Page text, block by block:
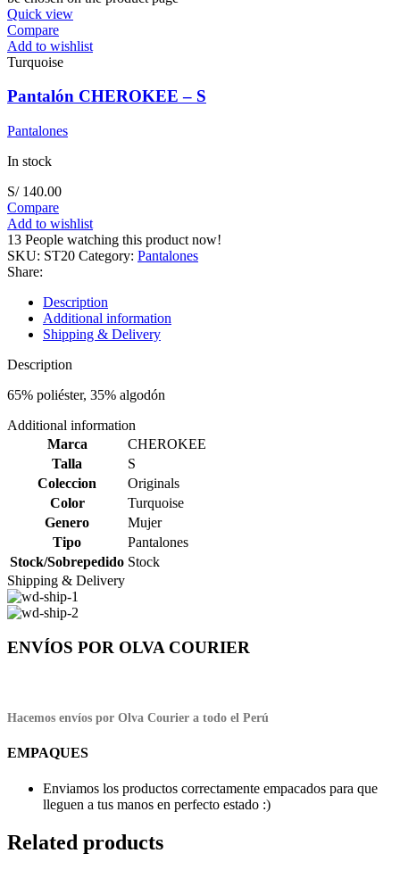
Quick view
Compare
Add to wishlist
Turquoise
Pantalón CHEROKEE – S
Pantalones
In stock
S/140.00
Compare
Add to wishlist
13 People watching this product now!
SKU: ST20 Category: Pantalones
Share:
Description
Additional information
Shipping & Delivery
Description
65% poliéster, 35% algodón
Additional information
Marca
CHEROKEE
Talla
S
Coleccion
Originals
Color
Turquoise
Genero
Mujer
Tipo
Pantalones
Stock/Sobrepedido Stock
Shipping & Delivery
ENVÍOS POR OLVA COURIER
Hacemos envíos por Olva Courier a todo el Perú
EMPAQUES
Enviamos los productos correctamente empacados para que
lleguen a tus manos en perfecto estado :)
Related products